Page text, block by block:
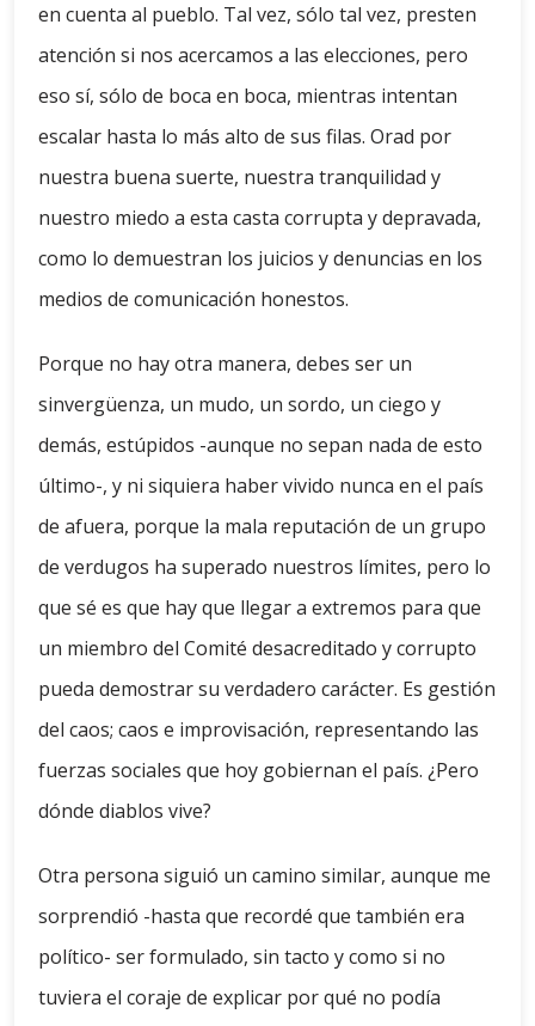
en cuenta al pueblo. Tal vez, sólo tal vez, presten
atención si nos acercamos a las elecciones, pero
eso sí, sólo de boca en boca, mientras intentan
escalar hasta lo más alto de sus filas. Orad por
nuestra buena suerte, nuestra tranquilidad y
nuestro miedo a esta casta corrupta y depravada,
como lo demuestran los juicios y denuncias en los
medios de comunicación honestos.
Porque no hay otra manera, debes ser un
sinvergüenza, un mudo, un sordo, un ciego y
demás, estúpidos -aunque no sepan nada de esto
último-, y ni siquiera haber vivido nunca en el país
de afuera, porque la mala reputación de un grupo
de verdugos ha superado nuestros límites, pero lo
que sé es que hay que llegar a extremos para que
un miembro del Comité desacreditado y corrupto
pueda demostrar su verdadero carácter. Es gestión
del caos; caos e improvisación, representando las
fuerzas sociales que hoy gobiernan el país. ¿Pero
dónde diablos vive?
Otra persona siguió un camino similar, aunque me
sorprendió -hasta que recordé que también era
político- ser formulado, sin tacto y como si no
tuviera el coraje de explicar por qué no podía